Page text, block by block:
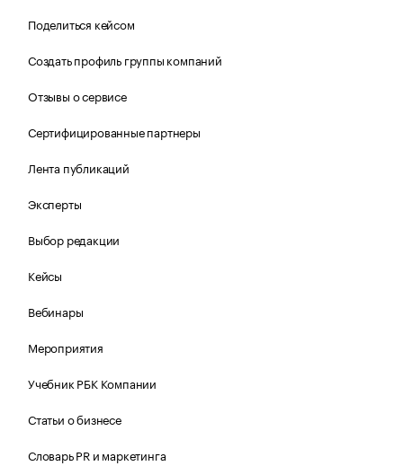
Поделиться кейсом
Создать профиль группы компаний
Отзывы о сервисе
Сертифицированные партнеры
Лента публикаций
Эксперты
Выбор редакции
Кейсы
Вебинары
Мероприятия
Учебник РБК Компании
Статьи о бизнесе
Словарь PR и маркетинга